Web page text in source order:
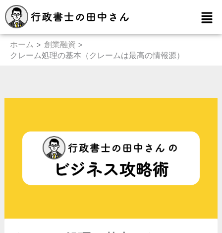
容
を
メ
ニ
ュ
ホーム
創業融資
クレーム処理の基本（クレームは最高の情報源）